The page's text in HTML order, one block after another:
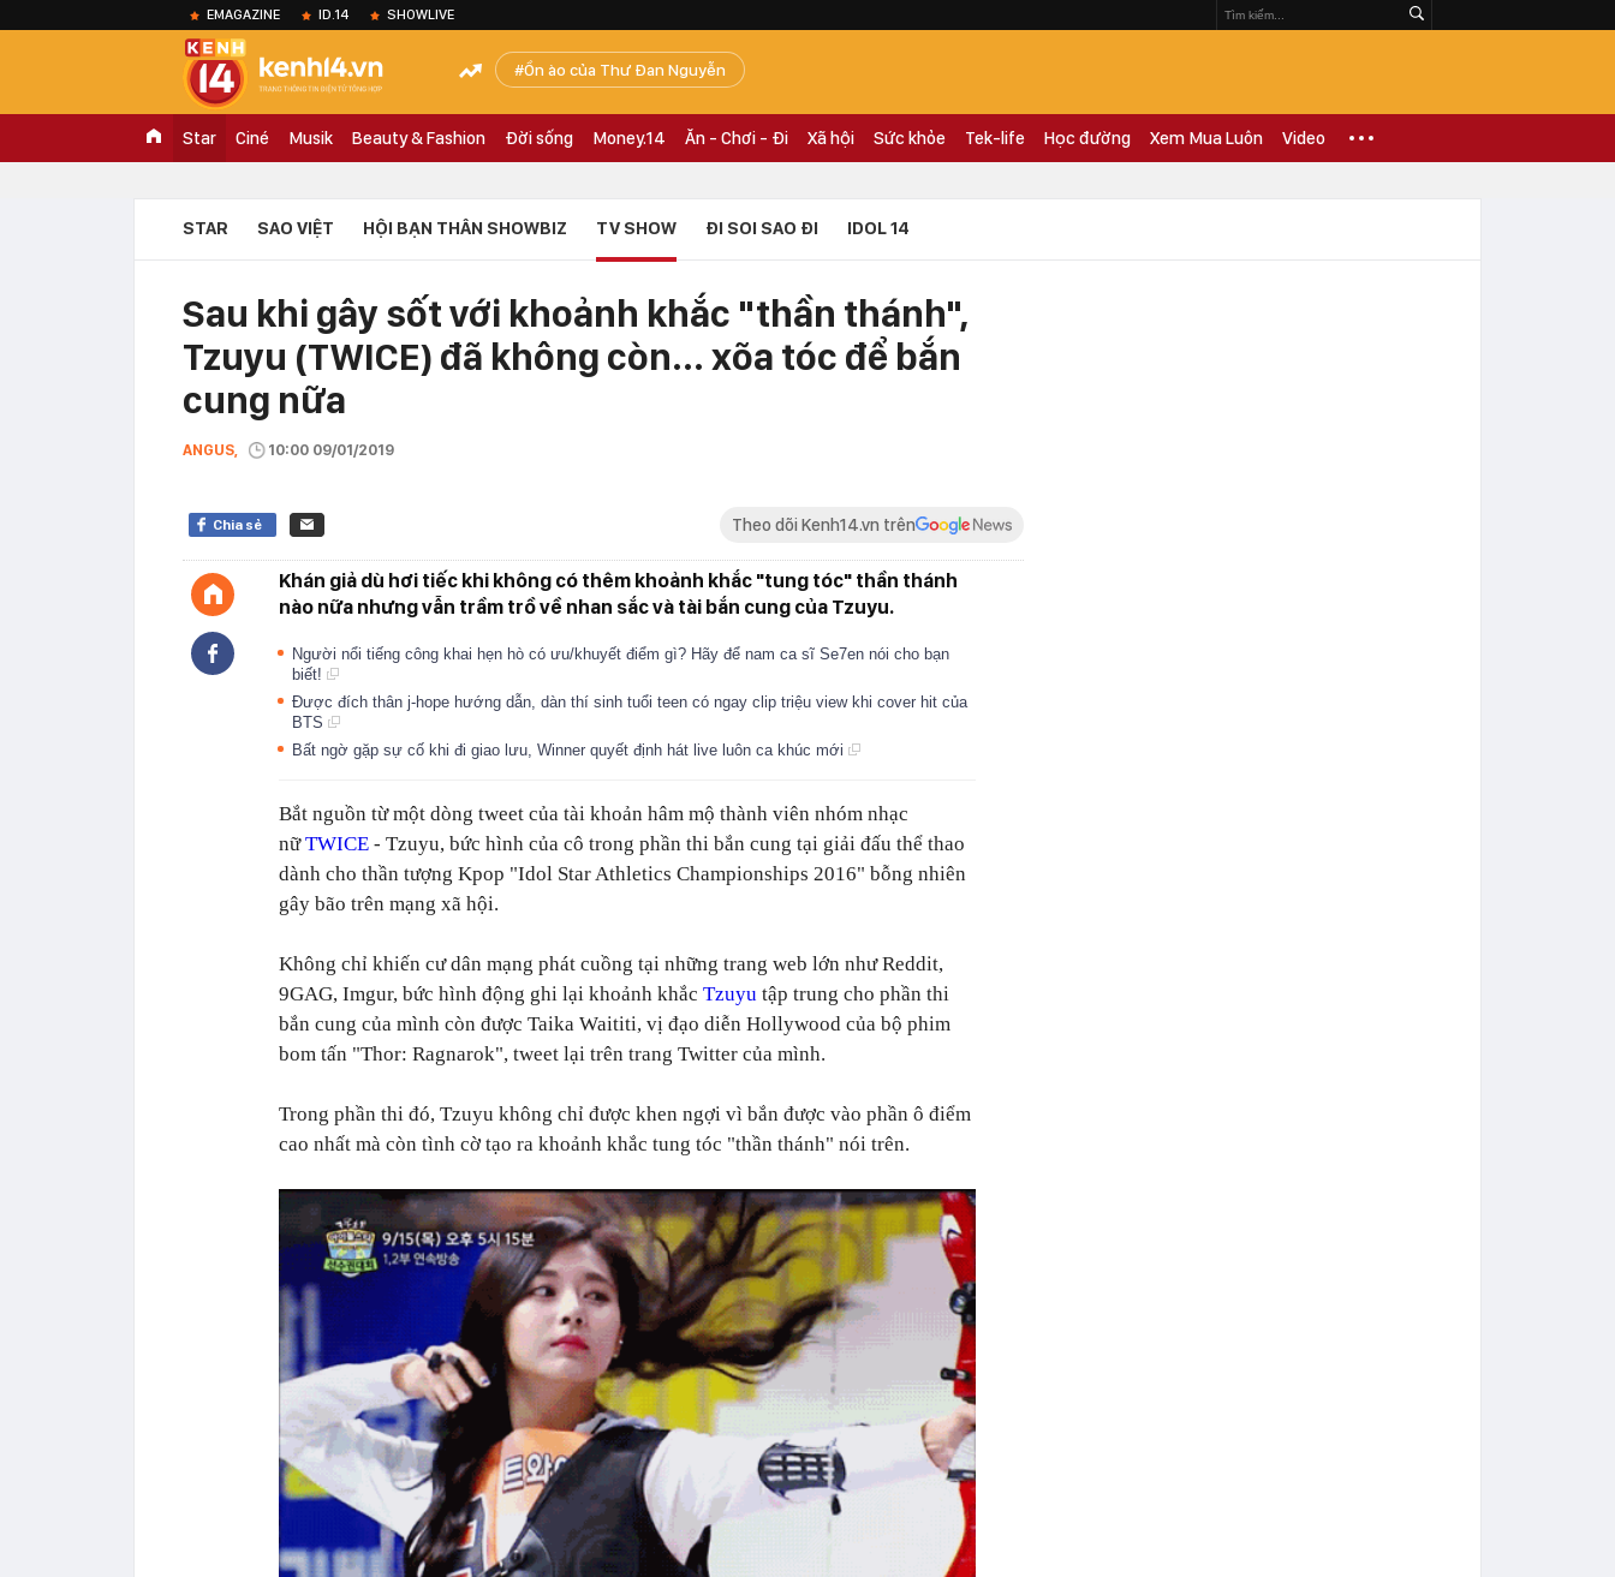
EMAGAZINE ID.14 SHOWLIVE
Ồn ào của Thư Đan Nguyễn
Star Ciné Musik Beauty & Fashion Đời sống Money.14 Ăn - Chơi - Đi Xã hội Sức khỏe Tek-life Học đường Xem Mua Luôn Video
STAR SAO VIỆT HỘI BẠN THÂN SHOWBIZ TV SHOW ĐI SOI SAO ĐI IDOL 14
Sau khi gây sốt với khoảnh khắc "thần thánh",
Tzuyu (TWICE) đã không còn... xõa tóc để bắn
cung nữa
ANGUS, 10:00 09/01/2019
Chia sẻ Theo dõi Kenh14.vn trên
Khán giả dù hơi tiếc khi không có thêm khoảnh khắc "tung tóc" thần thánh
nào nữa nhưng vẫn trầm trồ về nhan sắc và tài bắn cung của Tzuyu.
Người nổi tiếng công khai hẹn hò có ưu/khuyết điểm gì? Hãy để nam ca sĩ Se7en nói cho bạn
biết!
Được đích thân j-hope hướng dẫn, dàn thí sinh tuổi teen có ngay clip triệu view khi cover hit của
BTS
Bất ngờ gặp sự cố khi đi giao lưu, Winner quyết định hát live luôn ca khúc mới
Bắt nguồn từ một dòng tweet của tài khoản hâm mộ thành viên nhóm nhạc
nữTWICE - Tzuyu, bức hình của cô trong phần thi bắn cung tại giải đấu thể thao
dành cho thần tượng Kpop "Idol Star Athletics Championships 2016" bỗng nhiên
gây bão trên mạng xã hội.
Không chỉ khiến cư dân mạng phát cuồng tại những trang web lớn như Reddit,
9GAG, Imgur, bức hình động ghi lại khoảnh khắc Tzuyu tập trung cho phần thi
bắn cung của mình còn được Taika Waititi, vị đạo diễn Hollywood của bộ phim
bom tấn "Thor: Ragnarok", tweet lại trên trang Twitter của mình.
Trong phần thi đó, Tzuyu không chỉ được khen ngợi vì bắn được vào phần ô điểm
cao nhất mà còn tình cờ tạo ra khoảnh khắc tung tóc "thần thánh" nói trên.